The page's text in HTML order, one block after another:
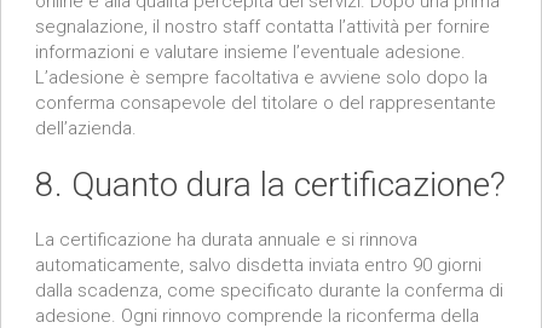
segnalazione, il nostro staff contatta l’attività per fornire
informazioni e valutare insieme l’eventuale adesione.
L’adesione è sempre facoltativa e avviene solo dopo la
conferma consapevole del titolare o del rappresentante
dell’azienda.
8. Quanto dura la certificazione?
La certificazione ha durata annuale e si rinnova
automaticamente, salvo disdetta inviata entro 90 giorni
dalla scadenza, come specificato durante la conferma di
adesione. Ogni rinnovo comprende la riconferma della